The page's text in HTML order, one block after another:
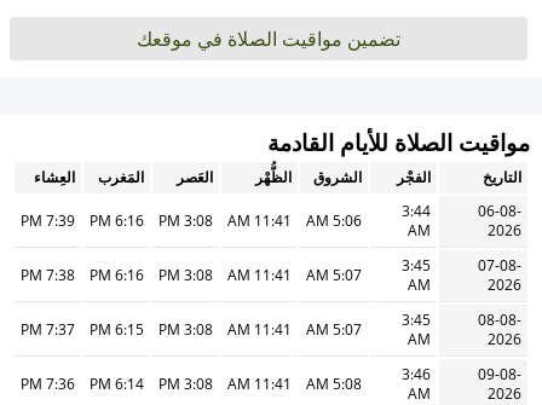
تضمين مواقيت الصلاة في موقعك
مواقيت الصلاة للأيام القادمة
التاريخ الفجْر الشروق الظُّهْر العَصر المَغرب
العِشاء
06-08-
2026
3:44
AM
5:06 AM
11:41 AM
3:08 PM
6:16 PM
7:39 PM
07-08-
2026
3:45
AM
5:07 AM
11:41 AM
3:08 PM
6:16 PM
7:38 PM
08-08-
2026
3:45
AM
5:07 AM
11:41 AM
3:08 PM
6:15 PM
7:37 PM
09-08-
2026
3:46
AM
5:08 AM
11:41 AM
3:08 PM
6:14 PM
7:36 PM